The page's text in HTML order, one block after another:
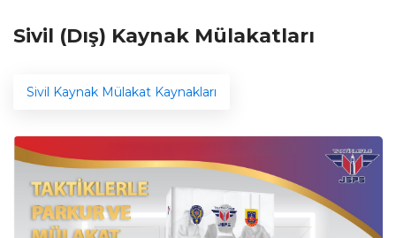
Sivil (Dış) Kaynak Mülakatları
Sivil Kaynak Mülakat Kaynakları